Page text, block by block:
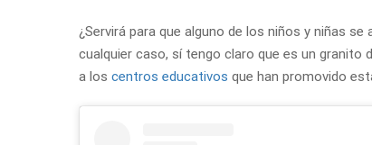
¿Servirá para que alguno de los niños y niñas
cualquier caso, sí tengo claro que es un granito
a los centros educativos que han promovido